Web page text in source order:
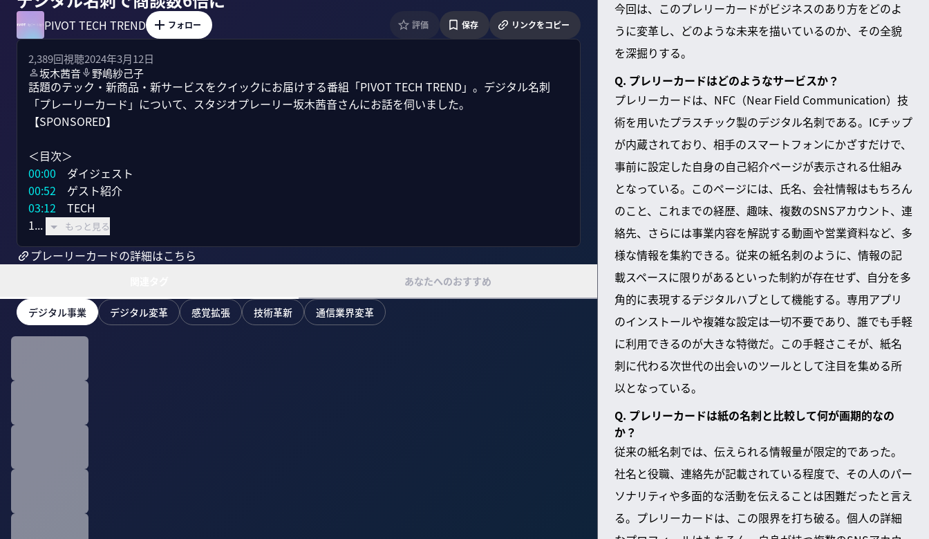
PIVOT TECH TREND フォロー 評価 保存 リンクをコピー
2,389回視聴2024年3月12日
坂木茜音
野嶋紗己子
話題のテック・新商品・新サービスをクイックにお届けする番組「PIVOT TECH TREND」。デジタル名刺
「プレーリーカード」について、スタジオプレーリー坂木茜音さんにお話を伺いました。
【SPONSORED】
00:00
00:52
03:12 TECH
1...
もっと見る
プレーリーカードの詳細はこちら
あなたへのおすすめ
デジタル事業 デジタル変革 感覚拡張 技術革新 通信業界変革
今回は、このプレリーカードがビジネスのあり方をどのよ
うに変革し、どのような未来を描いているのか、その全貌
を深掘りする。
Q. プレリーカードはどのようなサービスか？
プレリーカードは、NFC（Near Field Communication）技
術を用いたプラスチック製のデジタル名刺である。ICチップ
が内蔵されており、相手のスマートフォンにかざすだけで、
事前に設定した自身の自己紹介ページが表示される仕組み
となっている。このページには、氏名、会社情報はもちろん
のこと、これまでの経歴、趣味、複数のSNSアカウント、連
絡先、さらには事業内容を解説する動画や営業資料など、多
様な情報を集約できる。従来の紙名刺のように、情報の記
載スペースに限りがあるといった制約が存在せず、自分を多
角的に表現するデジタルハブとして機能する。専用アプリ
のインストールや複雑な設定は一切不要であり、誰でも手軽
に利用できるのが大きな特徴だ。この手軽さこそが、紙名
刺に代わる次世代の出会いのツールとして注目を集める所
以となっている。
Q. プレリーカードは紙の名刺と比較して何が画期的なの
か？
従来の紙名刺では、伝えられる情報量が限定的であった。
社名と役職、連絡先が記載されている程度で、その人のパー
ソナリティや多面的な活動を伝えることは困難だったと言え
る。プレリーカードは、この限界を打ち破る。個人の詳細